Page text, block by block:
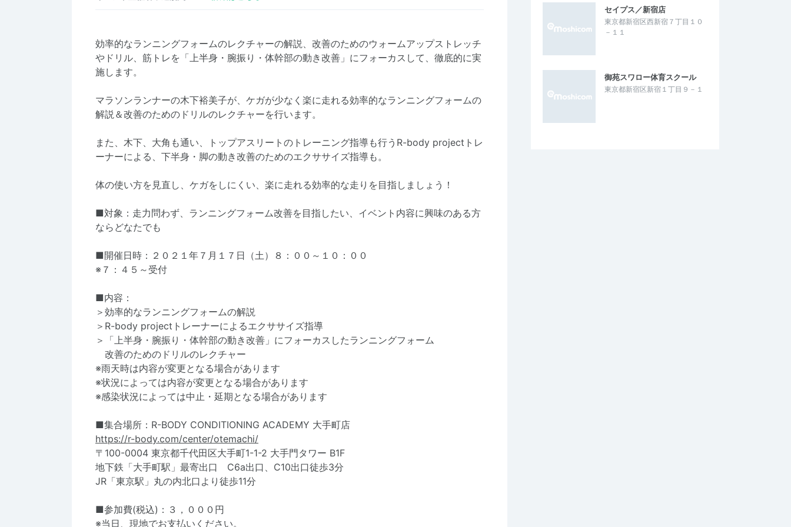
効率的なランニングフォームのレクチャーの解説、改善のためのウォームアップストレッチ
やドリル、筋トレを「上半身・腕振り・体幹部の動き改善」にフォーカスして、徹底的に実
施します。
マラソンランナーの木下裕美子が、ケガが少なく楽に走れる効率的なランニングフォームの
解説＆改善のためのドリルのレクチャーを行います。
また、木下、大角も通い、トップアスリートのトレーニング指導も行うR-body projectトレ
ーナーによる、下半身・脚の動き改善のためのエクササイズ指導も。
体の使い方を見直し、ケガをしにくい、楽に走れる効率的な走りを目指しましょう！
■対象：走力問わず、ランニングフォーム改善を目指したい、イベント内容に興味のある方
ならどなたでも
■開催日時：２０２１年７月１７日（土）８：００～１０：００
※７：４５～受付
■内容：
＞効率的なランニングフォームの解説
＞R-body projectトレーナーによるエクササイズ指導
＞「上半身・腕振り・体幹部の動き改善」にフォーカスしたランニングフォーム
改善のためのドリルのレクチャー
※雨天時は内容が変更となる場合があります
※状況によっては内容が変更となる場合があります
※感染状況によっては中止・延期となる場合があります
■集合場所：R-BODY CONDITIONING ACADEMY 大手町店
https://r-body.com/center/otemachi/
〒100-0004 東京都千代田区大手町1-1-2 大手門タワー B1F
地下鉄「大手町駅」最寄出口 C6a出口、C10出口徒歩3分
JR「東京駅」丸の内北口より徒歩11分
■参加費(税込)：３，０００円
※当日、現地でお支払いください。
セイプス／新宿店
東京都新宿区西新宿７丁目１０
－１１
御苑スワロー体育スクール
東京都新宿区新宿１丁目９－１